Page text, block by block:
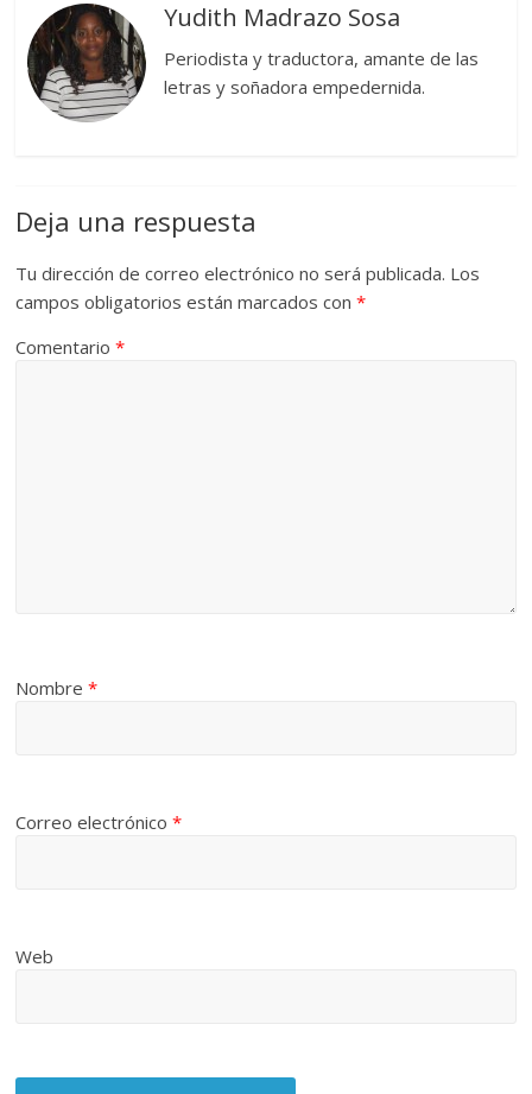
Yudith Madrazo Sosa
Periodista y traductora, amante de las
letras y soñadora empedernida.
Deja una respuesta
Tu dirección de correo electrónico no será publicada. Los
campos obligatorios están marcados con*
Comentario*
Nombre*
Correo electrónico*
Web